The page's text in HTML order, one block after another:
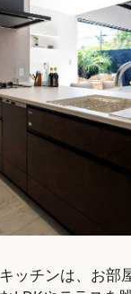
ッチンは、お部